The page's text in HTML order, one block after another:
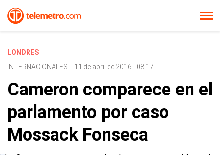
LONDRES
INTERNACIONALES - 11 de abril de 2016 - 08:17
Cameron comparece en el
parlamento por caso
Mossack Fonseca